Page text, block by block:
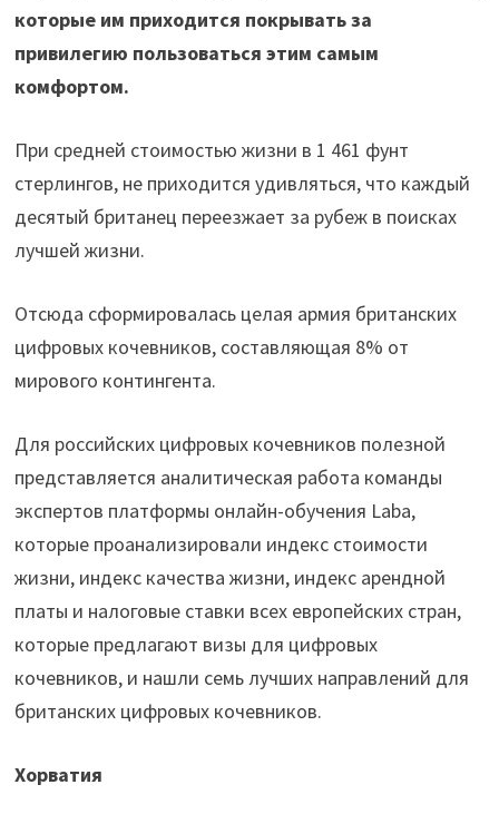
которые им приходится покрывать за
привилегию пользоваться этим самым
комфортом.
При средней стоимостью жизни в 1 461 фунт
стерлингов, не приходится удивляться, что каждый
десятый британец переезжает за рубеж в поисках
лучшей жизни.
Отсюда сформировалась целая армия британских
цифровых кочевников, составляющая 8% от
мирового контингента.
Для российских цифровых кочевников полезной
представляется аналитическая работа команды
экспертов платформы онлайн-обучения Laba,
которые проанализировали индекс стоимости
жизни, индекс качества жизни, индекс арендной
платы и налоговые ставки всех европейских стран,
которые предлагают визы для цифровых
кочевников, и нашли семь лучших направлений для
британских цифровых кочевников.
Хорватия